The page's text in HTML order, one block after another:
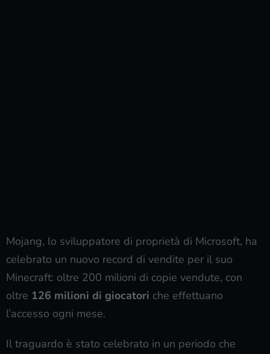
Mojang, lo sviluppatore di proprietà di Microsoft, ha
celebrato un nuovo record di vendite per il suo
Minecraft: oltre 200 milioni di copie vendute, con
oltre 126 milioni di giocatori che effettuano
l’accesso ogni mese.
Il traguardo è stato celebrato in un periodo che